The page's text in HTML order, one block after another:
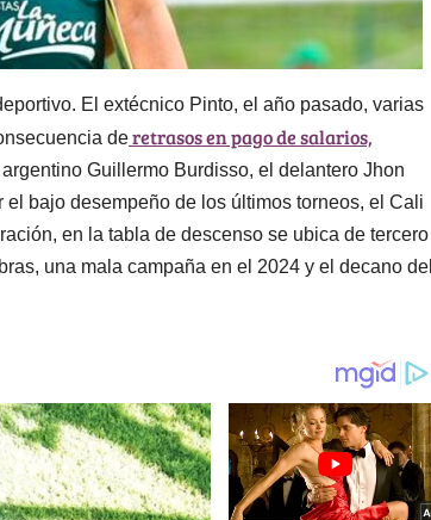
El extécnico Pinto, el año pasado, varias
deretrasos en pago de salarios,
Guillermo Burdisso, el delantero Jhon
bajo desempeño de los últimos torneos, el Cali
en la tabla de descenso se ubica de tercero
una mala campaña en el 2024 y el decano del